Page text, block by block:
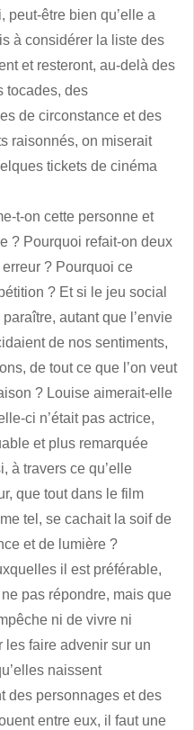
peut-être bien qu’elle a
à considérer la liste des
et resteront, au-delà des
tocades, des
de circonstance et des
raisonnés, on miserait
tickets de cinéma
t-on cette personne et
? Pourquoi refait-on deux
? Pourquoi ce
? Et si le jeu social
autant que l’envie
de nos sentiments,
de tout ce que l’on veut
? Louise aimerait-elle
ci n’était pas actrice,
et plus remarquée
à travers ce qu’elle
que tout dans le film
tel, se cachait la soif de
et de lumière ?
il est préférable,
pas répondre, mais que
ni de vivre ni
les faire advenir sur un
naissent
des personnages et des
entre eux, il faut une